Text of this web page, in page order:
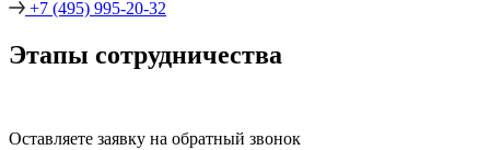
+7 (495) 995-20-32
Этапы сотрудничества
Оставляете заявку на обратный звонок